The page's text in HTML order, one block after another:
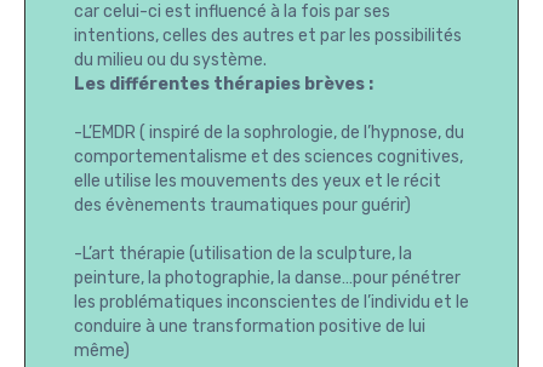
car celui-ci est influencé à la fois par ses
intentions, celles des autres et par les possibilités
du milieu ou du système.
Les différentes thérapies brèves :
-L’EMDR ( inspiré de la sophrologie, de l’hypnose, du
comportementalisme et des sciences cognitives,
elle utilise les mouvements des yeux et le récit
des évènements traumatiques pour guérir)
-L’art thérapie (utilisation de la sculpture, la
peinture, la photographie, la danse…pour pénétrer
les problématiques inconscientes de l’individu et le
conduire à une transformation positive de lui
même)